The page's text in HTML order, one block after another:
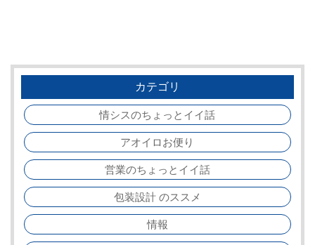
カテゴリ
情シスのちょっとイイ話
アオイロお便り
営業のちょっとイイ話
包装設計 のススメ
情報